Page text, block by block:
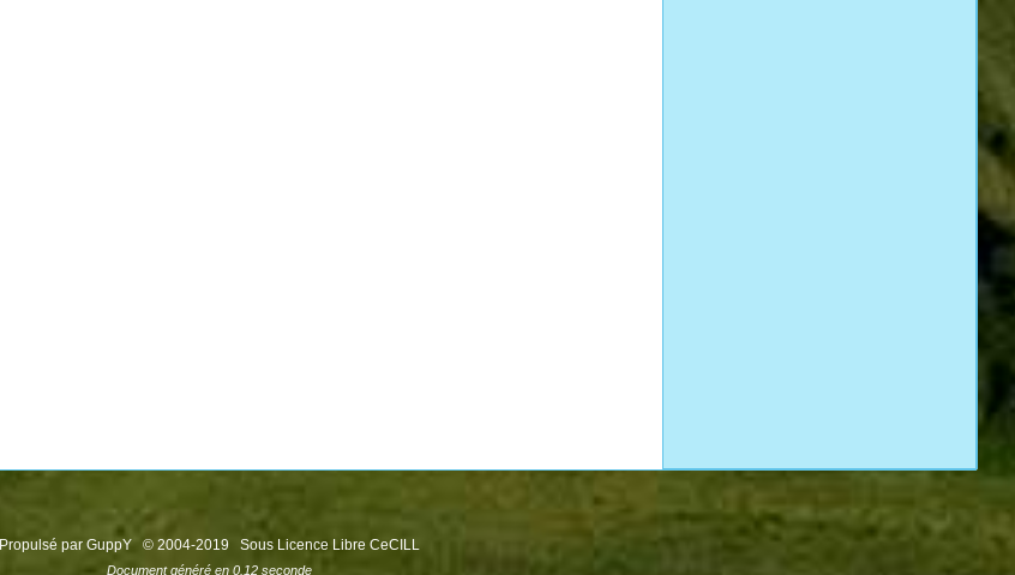
Propulsé par GuppY© 2004-2019 Sous Licence Libre CeCILL
Document généré en 0.12 seconde